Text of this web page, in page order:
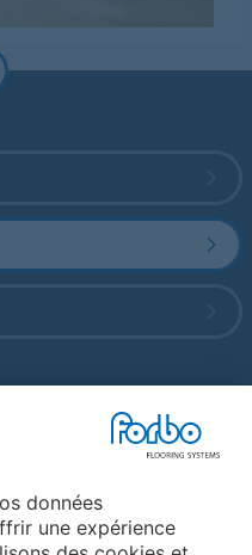
données
une expérience